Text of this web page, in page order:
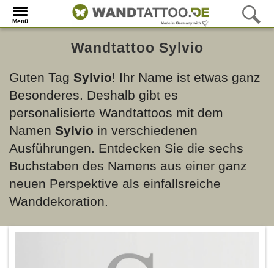
Menü
Wandtattoo Sylvio
Guten Tag Sylvio! Ihr Name ist etwas ganz
Besonderes. Deshalb gibt es
personalisierte Wandtattoos mit dem
Namen Sylvio in verschiedenen
Ausführungen. Entdecken Sie die sechs
Buchstaben des Namens aus einer ganz
neuen Perspektive als einfallsreiche
Wanddekoration.